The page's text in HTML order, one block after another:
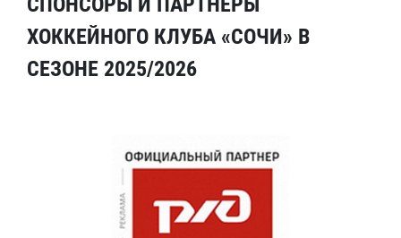
ХОККЕЙНОГО КЛУБА «СОЧИ» В
СЕЗОНЕ 2025/2026